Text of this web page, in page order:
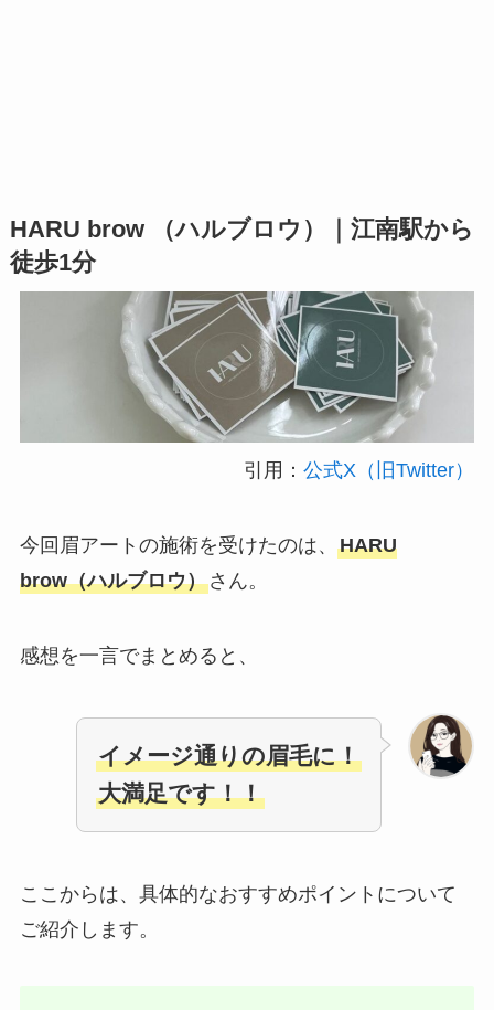
HARU brow （ハルブロウ）｜江南駅から
徒歩1分
引用：公式X（旧Twitter）
今回眉アートの施術を受けたのは、 HARU
brow（ハルブロウ）さん。
感想を一言でまとめると、
イメージ通りの眉毛に！
大満足です！！
ここからは、具体的なおすすめポイントについて
ご紹介します。